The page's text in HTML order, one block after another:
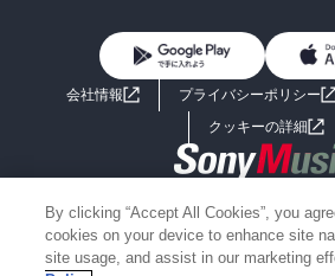
ライトノベル 男子
小説
海外小
ミステリー SF
よくあるご質問 お問
会社情報 プライバシーポリシー
クッキーの詳細
Copyright 2017 - 2026 Sony Music
Information on the site is for the Japan
powered by
By clicking “Accept All Cookies”, you
cookies on your device to enhance site
site usage, and assist in our marketing